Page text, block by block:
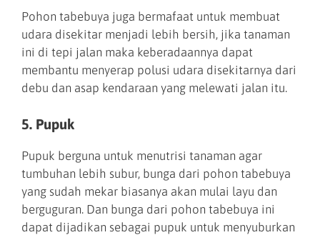
Pohon tabebuya juga bermafaat untuk membuat
udara disekitar menjadi lebih bersih, jika tanaman
ini di tepi jalan maka keberadaannya dapat
membantu menyerap polusi udara disekitarnya dari
debu dan asap kendaraan yang melewati jalan itu.
5. Pupuk
Pupuk berguna untuk menutrisi tanaman agar
tumbuhan lebih subur, bunga dari pohon tabebuya
yang sudah mekar biasanya akan mulai layu dan
berguguran. Dan bunga dari pohon tabebuya ini
dapat dijadikan sebagai pupuk untuk menyuburkan